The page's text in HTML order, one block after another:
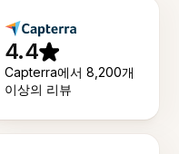
4.4
Capterra에서 8,200개
이상의 리뷰